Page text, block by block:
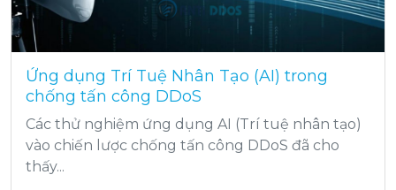
Ứng dụng Trí Tuệ Nhân Tạo (AI) trong
chống tấn công DDoS
Các thử nghiệm ứng dụng AI (Trí tuệ nhân tạo)
vào chiến lược chống tấn công DDoS đã cho
thấy...